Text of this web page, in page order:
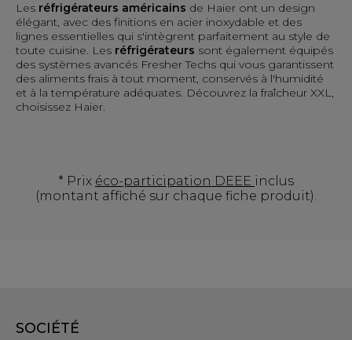
Les réfrigérateurs américains de Haier ont un design
élégant, avec des finitions en acier inoxydable et des
lignes essentielles qui s'intègrent parfaitement au style de
toute cuisine. Les réfrigérateurs sont également équipés
des systèmes avancés Fresher Techs qui vous garantissent
des aliments frais à tout moment, conservés à l'humidité
et à la température adéquates. Découvrez la fraîcheur XXL,
choisissez Haier.
* Prix éco-participation DEEE inclus
(montant affiché sur chaque fiche produit).
SOCIÉTÉ